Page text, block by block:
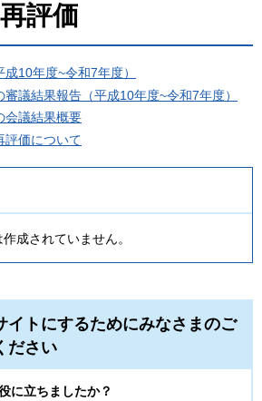
評価
10年度~令和7年度）
議結果報告（平成10年度~令和7年度）
会議結果概要
評価について
成されていません。
イトにするためにみなさまのご
ださい
に立ちましたか？